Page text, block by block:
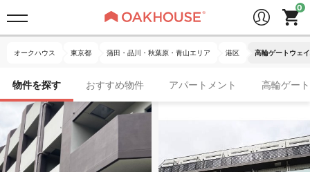
オークハウス 東京都 蒲田・品川・秋葉原・青山エリア 港区 高輪ゲートウェ
物件を探す おすすめ物件 アパートメント 高輪ゲー